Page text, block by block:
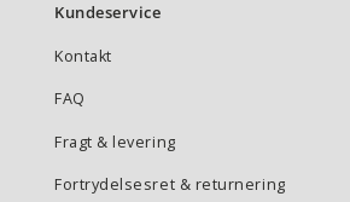
Kundeservice
Kontakt
FAQ
Fragt & levering
Fortrydelsesret & returnering